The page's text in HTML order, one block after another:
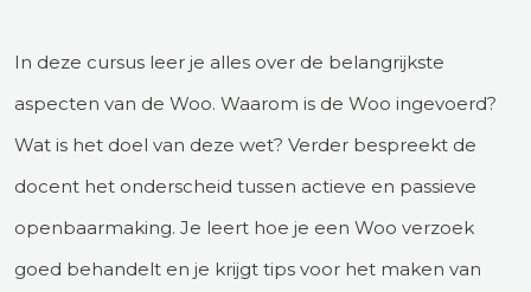
In deze cursus leer je alles over de belangrijkste
aspecten van de Woo. Waarom is de Woo ingevoerd?
Wat is het doel van deze wet? Verder bespreekt de
docent het onderscheid tussen actieve en passieve
openbaarmaking. Je leert hoe je een Woo verzoek
goed behandelt en je krijgt tips voor het maken van